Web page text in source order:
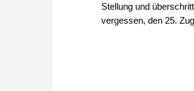
Stellung und
vergessen, den 25.